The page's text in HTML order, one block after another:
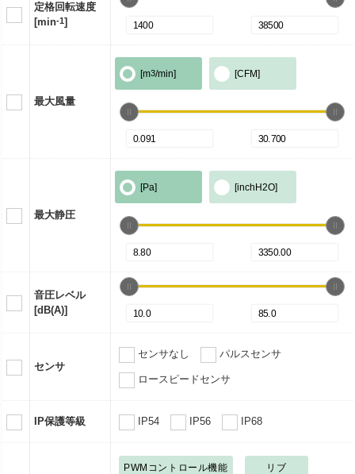
定格回転速度
[min-1]
最大風量
[m3/min] [CFM]
最大静圧
[Pa] [inchH2O]
音圧レベル
[dB(A)]
センサ
センサなし パルスセンサ
ロースピードセンサ
IP保護等級 IP54 IP56 IP68
PWMコントロール機能 リブ